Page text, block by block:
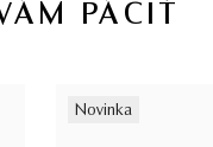
PÁČIŤ
Novinka